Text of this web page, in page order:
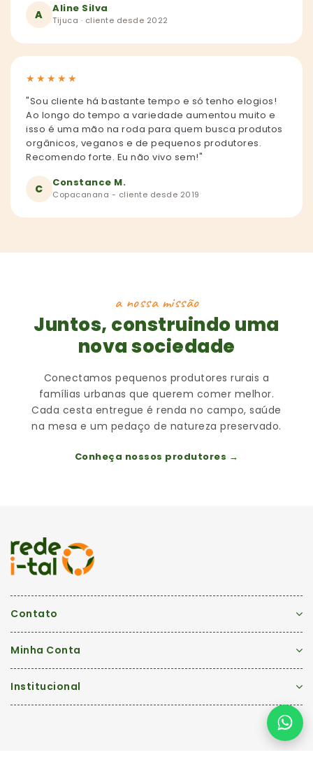
A Aline Silva
Tijuca · cliente desde 2022
★ ★ ★ ★ ★
"Sou cliente há bastante tempo e só tenho elogios!
Ao longo do tempo a variedade aumentou muito e
isso é uma mão na roda para quem busca produtos
orgânicos, veganos e de pequenos produtores.
Recomendo forte. Eu não vivo sem!"
C Constance M.
Copacanana - cliente desde 2019
a nossa missão
Juntos, construindo uma
nova sociedade
Conectamos pequenos produtores rurais a
famílias urbanas que querem comer melhor.
Cada cesta entregue é renda no campo, saúde
na mesa e um pedaço de natureza preservado.
Conheça nossos produtores →
Contato
Minha Conta
Institucional